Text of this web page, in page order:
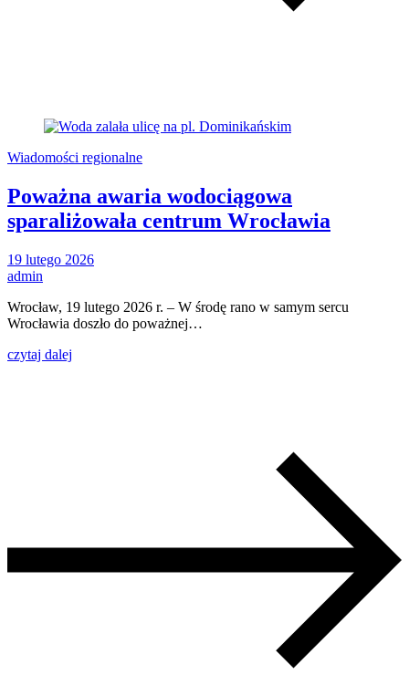
Wiadomości regionalne
Poważna awaria wodociągowa
sparaliżowała centrum Wrocławia
19 lutego 2026
admin
Wrocław, 19 lutego 2026 r. – W środę rano w samym sercu
Wrocławia doszło do poważnej…
czytaj dalej